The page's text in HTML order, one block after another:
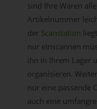
sind Ihre Waren
Artikelnummer
der Scanstation
nur einscannen
ihn in Ihrem Lager
organisieren.
nur eine passende
auch eine